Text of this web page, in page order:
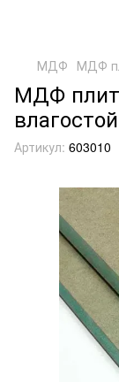
МДФ МДФ
МДФ
Артикул: 603010